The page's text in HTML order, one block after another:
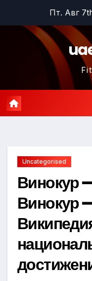
содержимому
Пт. Авг
Uncategorised
Винокур
Винокур